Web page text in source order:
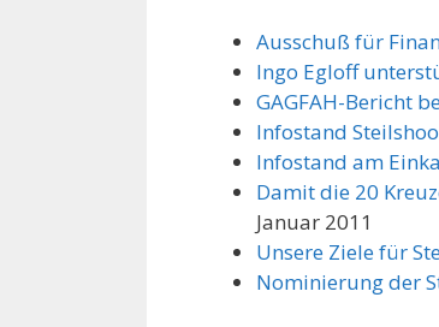
Ausschuß für
Ingo Egloff
GAGFAH-Bericht
Infostand
Infostand am
Damit die 20
Januar 2011
Unsere Ziele für
Nominierung der